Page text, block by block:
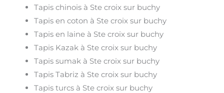
Tapis chinois à Ste croix sur buchy
Tapis en coton à Ste croix sur buchy
Tapis en laine à Ste croix sur buchy
Tapis Kazak à Ste croix sur buchy
Tapis sumak à Ste croix sur buchy
Tapis Tabriz à Ste croix sur buchy
Tapis turcs à Ste croix sur buchy